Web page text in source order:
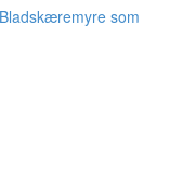
Bladskæremyre som